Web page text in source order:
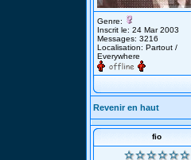
Genre:
Inscrit le: 24 Mar 2003
Messages: 3216
Localisation: Partout /
Everywhere
Revenir en haut
fio